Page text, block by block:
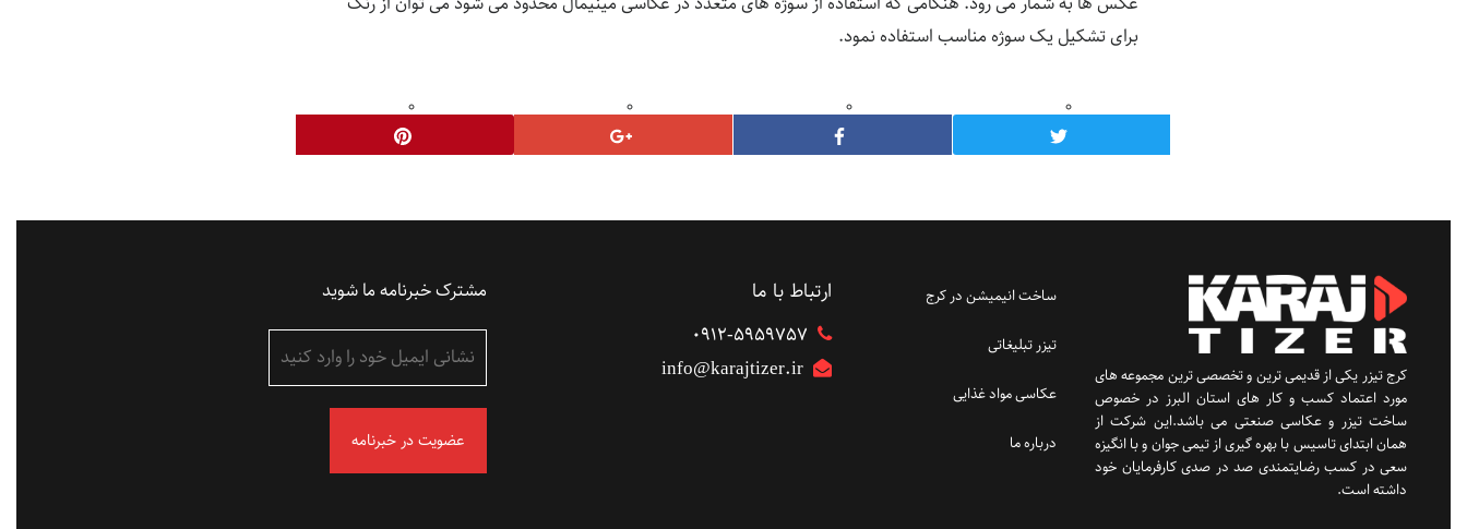
برای تشکیل یک سوژه مناسب استفاده نمود.
کرج تیزر یکی از قدیمی ترین و تخصصی ترین مجموعه های
مورد اعتماد کسب و کار های استان البرز در خصوص
ساخت تیزر و عکاسی صنعتی می باشد.این شرکت از
همان ابتدای تاسیس با بهره گیری از تیمی جوان و با انگیزه
سعی در کسب رضایتمندی صد در صدی کارفرمایان خود
داشته است.
ساخت انیمیشن در کرج
تیزر تبلیغاتی
عکاسی مواد غذایی
درباره ما
ارتباط با ما
۰۹۱۲-5959757
info@karajtizer.ir
مشترک خبرنامه ما شوید